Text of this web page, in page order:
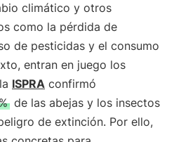
climático y otros
como la pérdida de
de pesticidas y el consumo
entran en juego los
ISPRA confirmó
de las abejas y los insectos
de extinción. Por ello,